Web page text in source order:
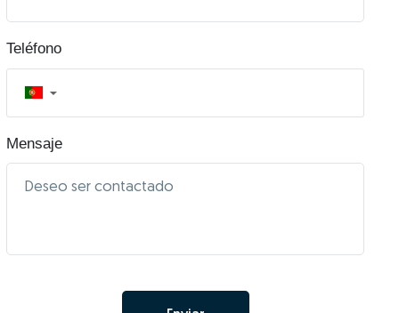
Teléfono
▼
Mensaje